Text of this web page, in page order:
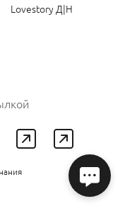
Lovestory Д|Н